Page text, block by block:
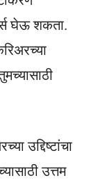
घेऊ शकता.
उद्दिष्टांचा
उत्तम